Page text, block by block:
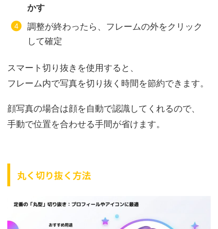
かす
調整が終わったら、フレームの外をクリック
して確定
スマート切り抜きを使用すると、
フレーム内で写真を切り抜く時間を節約できます。
顔写真の場合は顔を自動で認識してくれるので、
手動で位置を合わせる手間が省けます。
丸く切り抜く方法